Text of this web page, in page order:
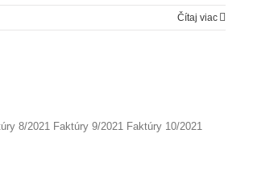
Čítaj viac
8/2021 Faktúry 9/2021 Faktúry 10/2021